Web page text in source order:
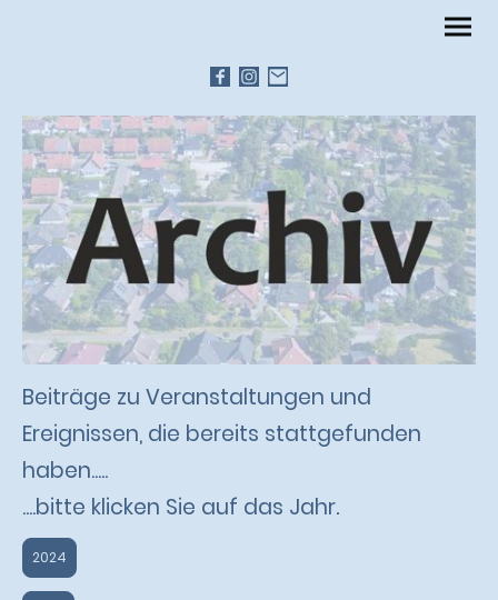
Beiträge zu Veranstaltungen und
Ereignissen, die bereits stattgefunden
haben.....
....bitte klicken Sie auf das Jahr.
2024